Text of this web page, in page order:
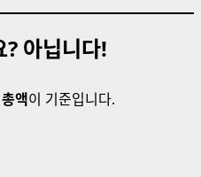
? 아닙니다!
액이 기준입니다.